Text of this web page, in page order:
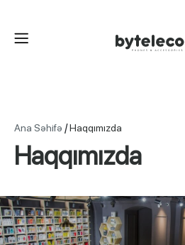
Ana Səhifə /Haqqımızda
Haqqımızda